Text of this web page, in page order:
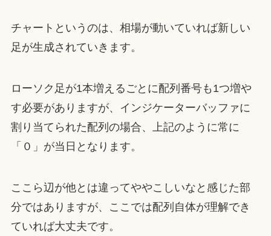
チャートというのは、相場が動いていれば新しい
足が生成されていきます。
ローソク足が1本増えるごとに配列番号も1つ増や
す必要がありますが、インジケーターバッファに
割り当てられた配列の場合、上記のように常に
「０」が当日となります。
ここら辺が他とは違ってややこしいなと感じた部
分ではありますが、ここでは配列自体が理解でき
ていれば大丈夫です。